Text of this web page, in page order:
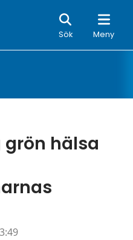
Sök Meny
Sök
grön hälsa